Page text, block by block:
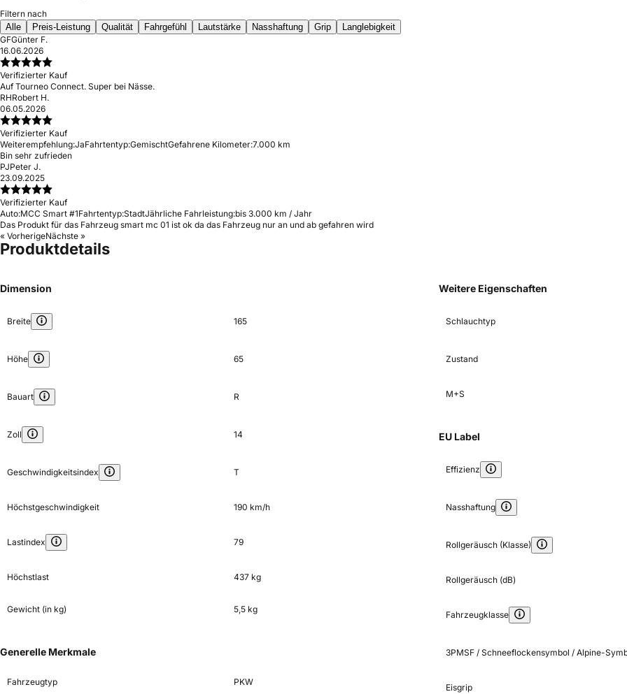
Filtern nach
Alle
Preis-Leistung Qualität Fahrgefühl Lautstärke Nasshaftung Grip
Langlebigkeit
GFGünter F.
16.06.2026
Verifizierter Kauf
Auf Tourneo Connect. Super bei Nässe.
RHRobert H.
06.05.2026
Verifizierter Kauf
Weiterempfehlung:JaFahrtentyp:GemischtGefahrene Kilometer:7.000 km
Bin sehr zufrieden
PJPeter J.
23.09.2025
Verifizierter Kauf
Auto:MCC Smart #1Fahrtentyp:StadtJährliche Fahrleistung:bis 3.000 km / Jahr
Das Produkt für das Fahrzeug smart mc 01 ist ok da das Fahrzeug nur an und ab gefahren wird
« VorherigeNächste »
Produktdetails
Dimension
Breite 165
Höhe 65
Bauart R
Zoll 14
Geschwindigkeitsindex T
Höchstgeschwindigkeit 190 km/h
Lastindex 79
Höchstlast 437 kg
Gewicht (in kg) 5,5 kg
Generelle Merkmale
Fahrzeugtyp PKW
Weitere Eigenschaften
Schlauchtyp
Zustand
M+S
EU Label
Effizienz
Nasshaftung
Rollgeräusch (Klasse)
Rollgeräusch (dB)
Fahrzeugklasse
3PMSF / Schneeflockensymbol / Alpine-
Eisgrip